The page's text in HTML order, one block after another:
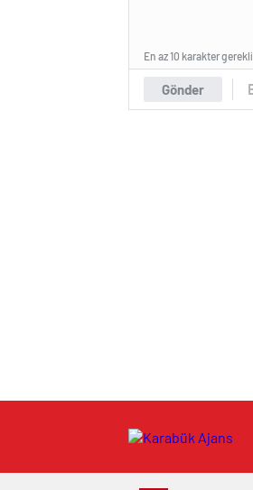
Gönder
En az 10 karakter gerekli